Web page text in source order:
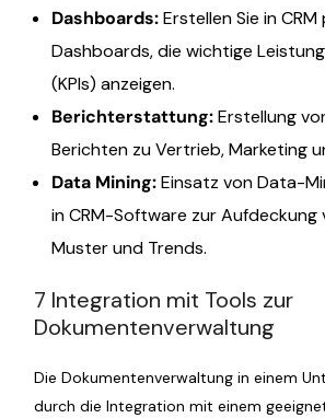
Dashboards:Erstellen Sie in
Dashboards, die wichtige
(KPIs) anzeigen.
Berichterstattung:Erstellung
Berichten zu Vertrieb, Marketing
Data Mining:Einsatz von Data-
in CRM-Software zur
Muster und Trends.
7 Integration mit Tools zur
Dokumentenverwaltung
Die Dokumentenverwaltung in einem
durch die Integration mit einem